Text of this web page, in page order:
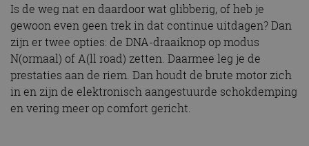
Is de weg nat en daardoor wat glibberig, of heb je
gewoon even geen trek in dat continue uitdagen? Dan
zijn er twee opties: de DNA-draaiknop op modus
N(ormaal) of A(ll road) zetten. Daarmee leg je de
prestaties aan de riem. Dan houdt de brute motor zich
in en zijn de elektronisch aangestuurde schokdemping
en vering meer op comfort gericht.